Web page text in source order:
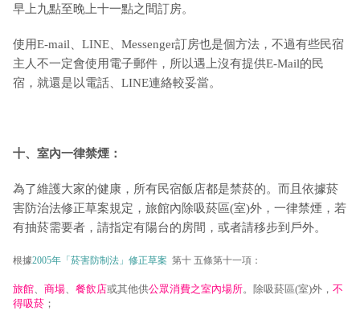
早上九點至晚上十一點之間訂房。
使用E-mail、LINE、Messenger訂房也是個方法，不過有些民宿
主人不一定會使用電子郵件，所以遇上沒有提供E-Mail的民
宿，就還是以電話、LINE連絡較妥當。
十、室內一律禁煙：
為了維護大家的健康，所有民宿飯店都是禁菸的。而且依據菸
害防治法修正草案規定，旅館內除吸菸區(室)外，一律禁煙，若
有抽菸需要者，請指定有陽台的房間，或者請移步到戶外。
根據2005年「菸害防制法」修正草案 第十 五條第十一項：
旅館、 商場、 餐飲店或其他供公眾消費之室內場所。除吸菸區(室)外， 不
得吸菸 ；